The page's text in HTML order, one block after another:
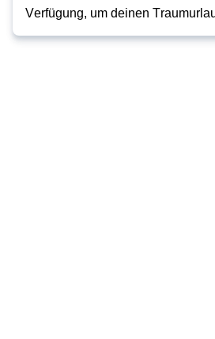
Verfügung, um deinen